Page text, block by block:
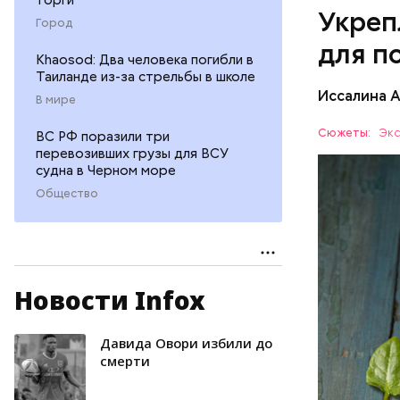
Город
Khaosod: Два человека погибли в
Таиланде из-за стрельбы в школе
В мире
ВС РФ поразили три
перевозивших грузы для ВСУ
судна в Черном море
Общество
Новости Infox
Давида Овори избили до
смерти
для
Иссалина
Сюжеты:
ЗДОРОВЬЕ